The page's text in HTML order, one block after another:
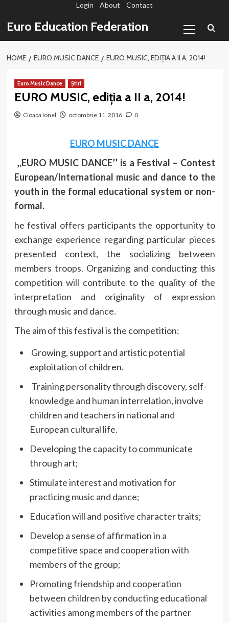
conținut
Login About Contact
Euro Education Federation
Menu
HOME EURO MUSIC DANCE EURO MUSIC, EDIȚIA A II A, 2014!
Euro Music Dance Știri
EURO MUSIC, ediția a II a, 2014!
Cioaba Ionel octombrie 11, 2016 0
EURO MUSIC DANCE
‚,EURO MUSIC DANCE’’ is a Festival – Contest
European/International music and dance to the
youth in the formal educational system or non-
formal.
he festival offers participants the opportunity to
exchange experience regarding particular pieces
presented context, the socializing between
members troops. Organizing and conducting this
competition will contribute to the quality of the
interpretation and originality of expression
through music and dance.
The aim of this festival is the competition:
Growing, support and artistic potential
exploitation of children.
Training personality through discovery, self-
knowledge and human interrelation, involve
children and teachers in national and
European cultural life.
Developing the capacity to communicate
through art;
Stimulate interest and motivation for
practicing music and dance;
Education will and positive character traits;
Develop a sense of affirmation in a
competitive space and cooperation with
members of the group;
Promoting friendship and cooperation
between children by conducting educational
activities among members of the partner